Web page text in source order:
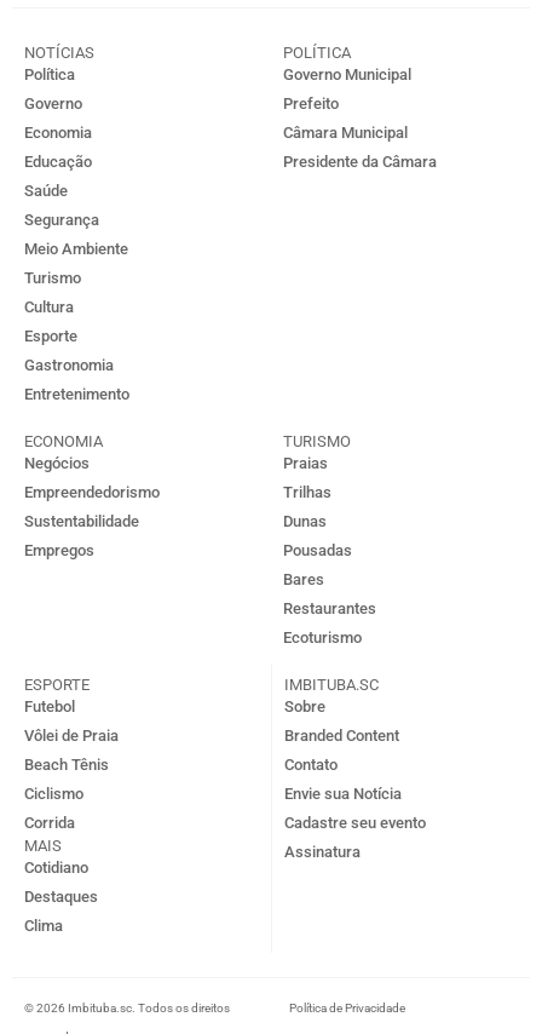
NOTÍCIAS
Política
Governo
Economia
Educação
Saúde
Segurança
Meio Ambiente
Turismo
Cultura
Esporte
Gastronomia
Entretenimento
POLÍTICA
Governo Municipal
Prefeito
Câmara Municipal
Presidente da Câmara
ECONOMIA
Negócios
Empreendedorismo
Sustentabilidade
Empregos
TURISMO
Praias
Trilhas
Dunas
Pousadas
Bares
Restaurantes
Ecoturismo
ESPORTE
Futebol
Vôlei de Praia
Beach Tênis
Ciclismo
Corrida
MAIS
Cotidiano
Destaques
Clima
IMBITUBA.SC
Sobre
Branded Content
Contato
Envie sua Notícia
Cadastre seu evento
Assinatura
© 2026 Imbituba.sc. Todos os direitos Política de Privacidade